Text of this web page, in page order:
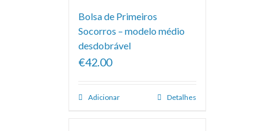
Bolsa de Primeiros
Socorros – modelo médio
desdobrável
€42.00
Adicionar Detalhes